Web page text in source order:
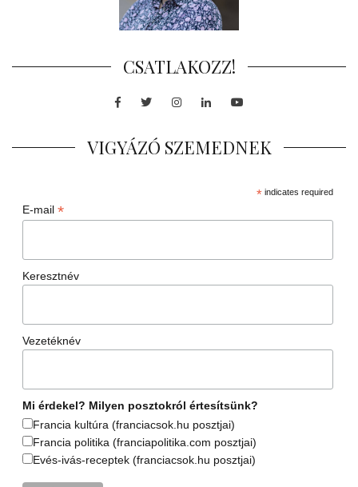
CSATLAKOZZ!
Facebook
TwitterInstagram
LinkedInYoutube
VIGYÁZÓ SZEMEDNEK
*indicates required
E-mail *
Keresztnév
Vezetéknév
Mi érdekel? Milyen posztokról értesítsünk?
Francia kultúra (franciacsok.hu posztjai)
Francia politika (franciapolitika.com posztjai)
Evés-ivás-receptek (franciacsok.hu posztjai)